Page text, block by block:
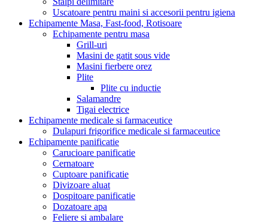
Uscatoare pentru maini si accesorii pentru igiena
Echipamente Masa, Fast-food, Rotisoare
Echipamente pentru masa
Grill-uri
Masini de gatit sous vide
Masini fierbere orez
Plite
Plite cu inductie
Salamandre
Tigai electrice
Echipamente medicale si farmaceutice
Dulapuri frigorifice medicale si farmaceutice
Echipamente panificatie
Carucioare panificatie
Cernatoare
Cuptoare panificatie
Divizoare aluat
Dospitoare panificatie
Dozatoare apa
Feliere si ambalare